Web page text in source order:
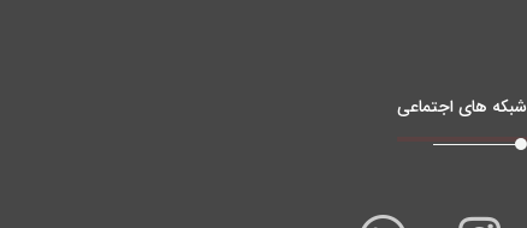
شبکه های اجتماعی